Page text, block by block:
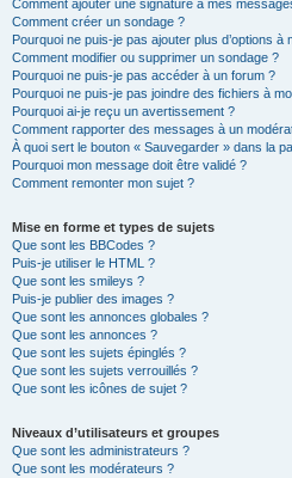
Comment ajouter une signature à mes
Comment créer un sondage ?
Pourquoi ne puis-je pas ajouter plus d’options à
Comment modifier ou supprimer un sondage ?
Pourquoi ne puis-je pas accéder à un forum ?
Pourquoi ne puis-je pas joindre des fichiers à
Pourquoi ai-je reçu un avertissement ?
Comment rapporter des messages à un
À quoi sert le bouton « Sauvegarder » dans la
Pourquoi mon message doit être validé ?
Comment remonter mon sujet ?
Mise en forme et types de sujets
Que sont les BBCodes ?
Puis-je utiliser le HTML ?
Que sont les smileys ?
Puis-je publier des images ?
Que sont les annonces globales ?
Que sont les annonces ?
Que sont les sujets épinglés ?
Que sont les sujets verrouillés ?
Que sont les icônes de sujet ?
Niveaux d’utilisateurs et groupes
Que sont les administrateurs ?
Que sont les modérateurs ?